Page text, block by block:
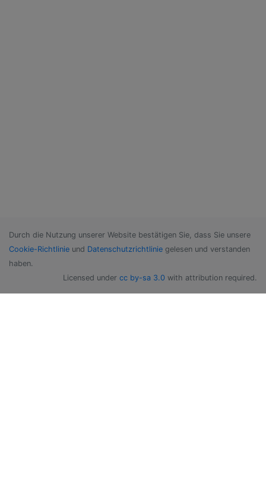
Durch die Nutzung unserer Website bestätigen Sie, dass Sie unsere
Cookie-Richtlinie und Datenschutzrichtlinie gelesen und verstanden
haben.
Licensed under cc by-sa 3.0 with attribution required.